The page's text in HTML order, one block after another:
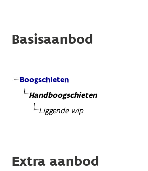
Basisaanbod
Boogschieten
Handboogschieten
Liggende wip
Extra aanbod